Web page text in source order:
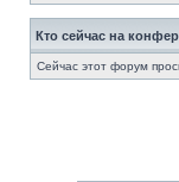
Кто сейчас на
Сейчас этот форум